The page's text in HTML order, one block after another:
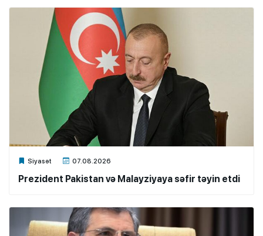
Siyasət 07.08.2026
Xalq.Online
Prezident Pakistan və Malayziyaya səfir təyin etdi